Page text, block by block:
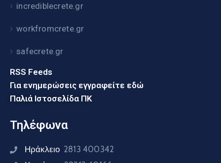
incrediblecrete.gr
workfromcrete.gr
safecrete.gr
RSS Feeds
Για ενημερώσεις εγγραφείτε εδώ
Παλιά Ιστοσελίδα ΠΚ
Τηλέφωνα
Ηράκλειο 2813 400342